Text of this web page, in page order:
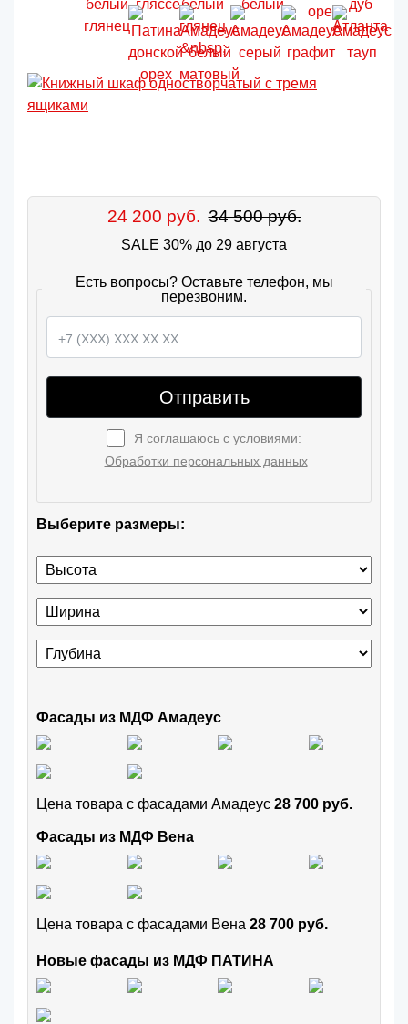
24 200 руб. 34 500 руб.
SALE 30% до 29 августа
Есть вопросы? Оставьте телефон, мы
перезвоним.
Отправить
Я соглашаюсь с условиями:
Обработки персональных данных
Выберите размеры:
Фасады из МДФ Амадеус
Цена товара с фасадами Амадеус 28 700 руб.
Фасады из МДФ Вена
Цена товара с фасадами Вена 28 700 руб.
Новые фасады из МДФ ПАТИНА